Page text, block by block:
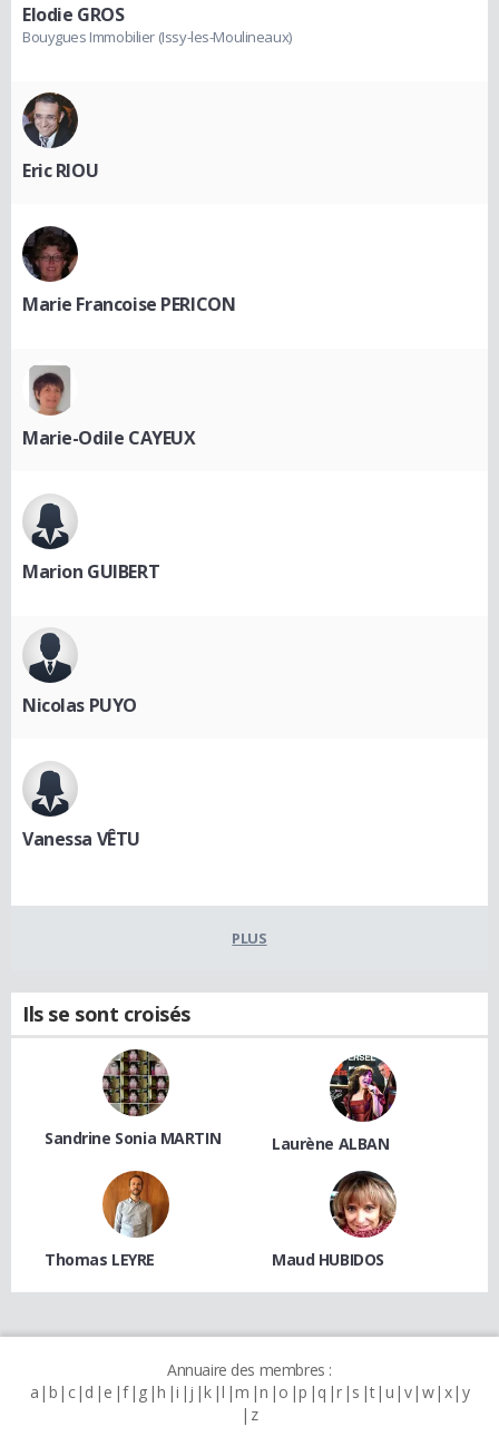
Elodie GROS
Bouygues Immobilier (Issy-les-Moulineaux)
Eric RIOU
Marie Francoise PERICON
Marie-Odile CAYEUX
Marion GUIBERT
Nicolas PUYO
Vanessa VÊTU
PLUS
Ils se sont croisés
Sandrine Sonia MARTIN Laurène ALBAN
Thomas LEYRE Maud HUBIDOS
Annuaire des membres :
a b c d e f g h i j k l m n o p q r s t u v w x y
z